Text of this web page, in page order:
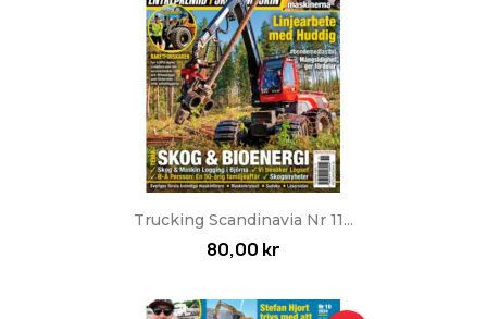
Trucking Scandinavia Nr 11...
80,00 kr